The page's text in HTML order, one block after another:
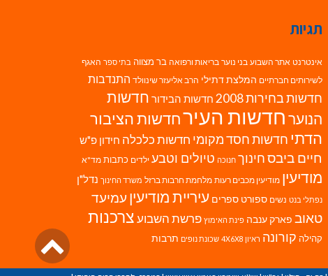
תגיות
אינטרנט אתר השבוע בני נוער בריאות ורפואה בר מצווה בתי ספר האגף
לשירותים חברתיים המלצת דתילי הרב אליעזר שינוולד התנדבות
חדשות בחירות 2008 חדשות הבידור חדשות
הנוערחדשות העירחדשות הציבור
הדתי חדשות חסד מקומי חדשות כלכלה חידון פ"ש
חיים ביבסחינוך חנוכה טיולים וטבע ילדים כתבות מד"א
מודיעין מודיעין מכבים רעות מלחמת חרבות ברזל משרד החינוך נדל"ן
נפתלי בנט נשים ספורט ספרים עיריית מודיעין עמיעד
טאוב פארק ענבה פינת האימוץ פרשת השבועצרכנות
קהילה קורונה ראיון 4X6X8 שכונת נופים תרבות